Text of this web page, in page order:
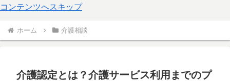
コンテンツへスキップ
ホーム 介護相談
介護認定とは？介護サービス利用までのプ